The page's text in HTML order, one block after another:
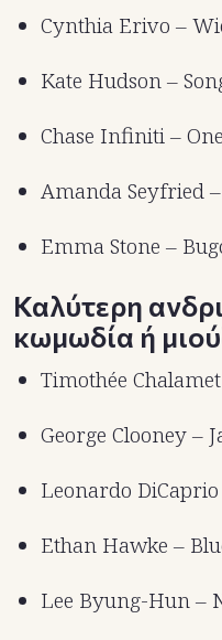
Cynthia Erivo –
Kate Hudson –
Chase Infiniti –
Amanda Seyfried
Emma Stone –
Καλύτερη
κωμωδία ή
Timothée
George Clooney –
Leonardo
Ethan Hawke –
Lee Byung-Hun –